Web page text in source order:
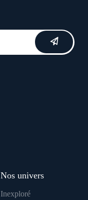
Nos univers
Inexploré